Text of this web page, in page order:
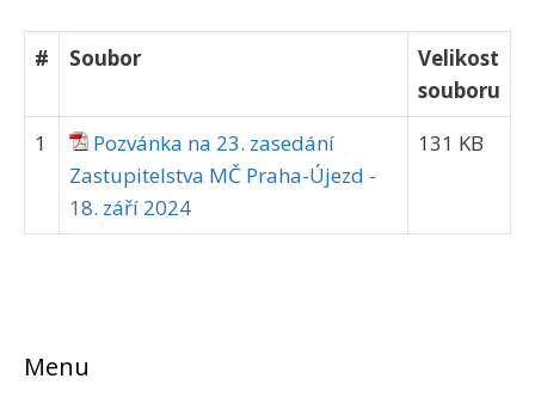
# Soubor
Velikost
souboru
1
Pozvánka na 23. zasedání
Zastupitelstva MČ Praha-Újezd -
18. září 2024
131 KB
Menu